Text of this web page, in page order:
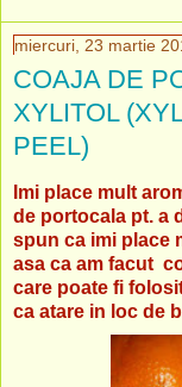
miercuri, 23 martie
COAJA DE
XYLITOL
PEEL)
Imi place mult
de portocala pt. a
spun ca imi place
asa ca am facut
care poate fi
ca atare in loc de